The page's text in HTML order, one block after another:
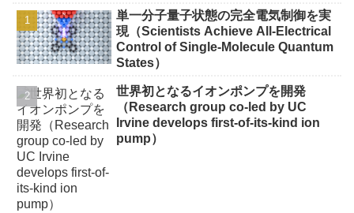
単一分子量子状態の完全電気制御を実
現（Scientists Achieve All-Electrical
Control of Single-Molecule Quantum
States）
世界初となるイオンポンプを開発
（Research group co-led by UC
Irvine develops first-of-its-kind ion
pump）